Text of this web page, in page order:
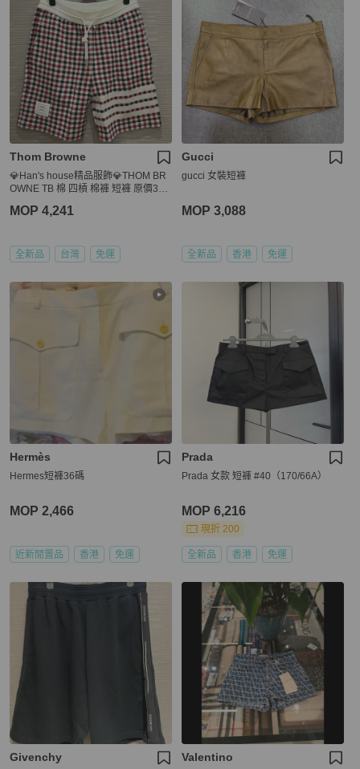
Thom Browne
💎Han's house精品服飾💎THOM BR
OWNE TB 棉 四槓 棉褲 短褲 原價359
MOP 4,241
全新品 台灣 免運
Gucci
gucci 女裝短褲
MOP 3,088
全新品 香港 免運
Hermès
Hermes短褲36碼
MOP 2,466
近新閒置品 香港 免運
Prada
Prada 女款 短褲 #40（170/66A）
MOP 6,216
現折 200
全新品 香港 免運
Givenchy Valentino